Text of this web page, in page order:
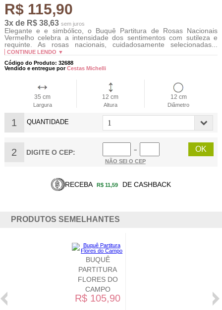
R$ 115,90
3x de R$ 38,63 sem juros
Elegante e e simbólico, o Buquê Partitura de Rosas Nacionais
Vermelho celebra a intensidade dos sentimentos com sutileza e
requinte. As rosas nacionais, cuidadosamente selecionadas...
CONTINUE LENDO ▼
Código do Produto: 32688
Vendido e entregue porCestas Michelli
35 cm
Largura
12 cm
Altura
12 cm
Diâmetro
1 QUANTIDADE
2 DIGITE O CEP:
−
NÃO SEI O CEP
RECEBA R$ 11,59 DE CASHBACK
PRODUTOS SEMELHANTES
PARTITURA
FLORES DO
R$ 105,90